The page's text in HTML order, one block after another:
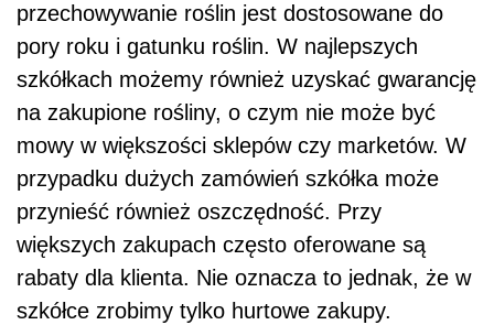
przechowywanie roślin jest dostosowane do
pory roku i gatunku roślin. W najlepszych
szkółkach możemy również uzyskać gwarancję
na zakupione rośliny, o czym nie może być
mowy w większości sklepów czy marketów. W
przypadku dużych zamówień szkółka może
przynieść również oszczędność. Przy
większych zakupach często oferowane są
rabaty dla klienta. Nie oznacza to jednak, że w
szkółce zrobimy tylko hurtowe zakupy.